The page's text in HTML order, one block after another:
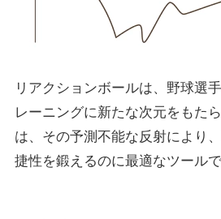
リアクションボールは、野球選
レーニングに新たな次元をもた
は、その予測不能な反射により
捷性を鍛えるのに最適なツールで